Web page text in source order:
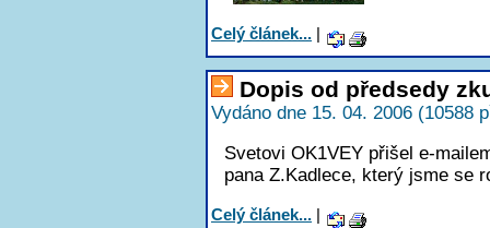
Celý článek... |
Dopis od předsedy
Vydáno dne 15. 04. 2006 (10588
Svetovi OK1VEY přišel e-
pana Z.Kadlece, který jsme se
Celý článek... |